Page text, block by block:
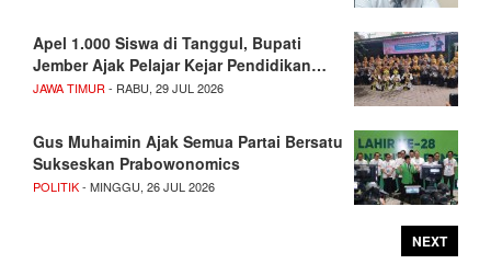
Apel 1.000 Siswa di Tanggul, Bupati
Jember Ajak Pelajar Kejar Pendidikan…
JAWA TIMUR - RABU, 29 JUL 2026
Gus Muhaimin Ajak Semua Partai Bersatu
Sukseskan Prabowonomics
POLITIK- MINGGU, 26 JUL 2026
NEXT